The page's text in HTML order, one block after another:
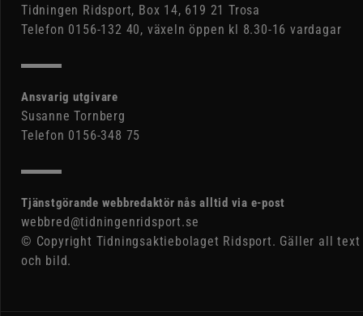
Tidningen Ridsport, Box 14, 619 21 Trosa
Telefon 0156-132 40, växeln öppen kl 8.30-16 vardagar
Ansvarig utgivare
Susanne Tornberg
Telefon 0156-348 75
Tjänstgörande webbredaktör nås alltid via e-post
webbred@tidningenridsport.se
© Copyright Tidningsaktiebolaget Ridsport. Gäller all text
och bild.